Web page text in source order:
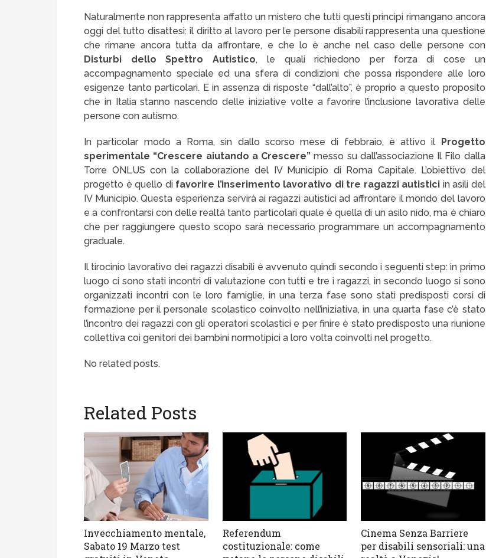
Naturalmente non rappresenta affatto un mistero che tutti questi principi rimangano ancora
oggi del tutto disattesi: il diritto al lavoro per le persone disabili rappresenta una questione
che rimane ancora tutta da affrontare, e che lo è anche nel caso delle persone con
Disturbi dello Spettro Autistico, le quali richiedono per forza di cose un
accompagnamento speciale ed una sfera di condizioni che possa rispondere alle loro
esigenze tanto particolari. E in assenza di risposte “dall’alto”, è proprio a questo proposito
che in Italia stanno nascendo delle iniziative volte a favorire l’inclusione lavorativa delle
persone con autismo.
In particolar modo a Roma, sin dallo scorso mese di febbraio, è attivo il
Progetto
sperimentale “Crescere aiutando a Crescere” messo su dall’associazione Il Filo dalla
Torre ONLUS con la collaborazione del IV Municipio di Roma Capitale. L’obiettivo del
progetto è quello di favorire l’inserimento lavorativo di tre ragazzi autistici in asili del
IV Municipio. Questa esperienza servirà ai ragazzi autistici ad affrontare il mondo del lavoro
e a confrontarsi con delle realtà tanto particolari quale è quella di un asilo nido, ma è chiaro
che per raggiungere questo scopo sarà necessario programmare un accompagnamento
graduale.
Il tirocinio lavorativo dei ragazzi disabili è avvenuto quindi secondo i seguenti step: in primo
luogo ci sono stati incontri di valutazione con tutti e tre i ragazzi, in secondo luogo si sono
organizzati incontri con le loro famiglie, in una terza fase sono stati predisposti corsi di
formazione per il personale scolastico coinvolto nell’iniziativa, in una quarta fase c’è stato
l’incontro dei ragazzi con gli operatori scolastici e per finire è stato predisposto una riunione
collettiva coi genitori dei bambini normotipici a loro volta coinvolti nel progetto.
No related posts.
Related Posts
Invecchiamento mentale,
Sabato 19 Marzo test
Referendum
costituzionale: come
Cinema Senza Barriere
per disabili sensoriali: una